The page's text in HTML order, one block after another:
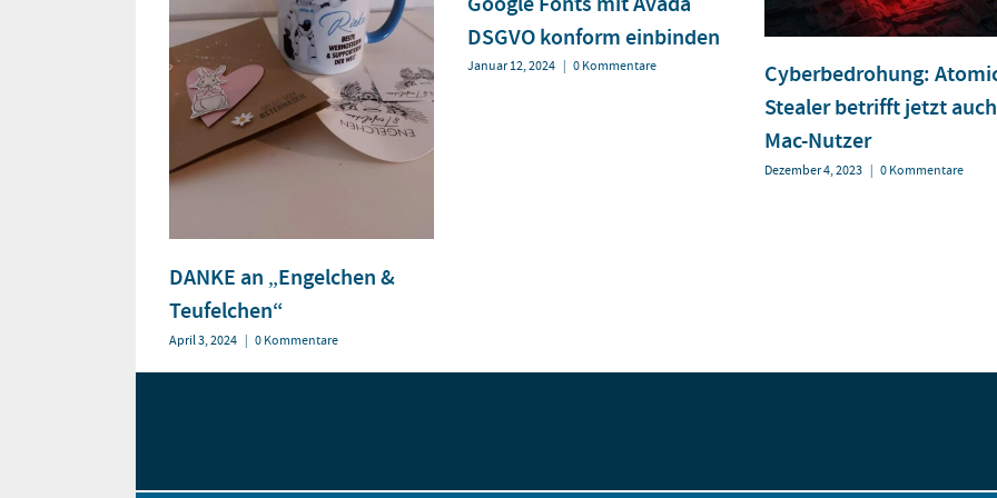
DANKE an „Engelchen &
Teufelchen“
April 3, 2024 | 0 Kommentare
DSGVO konform einbinden
Januar 12, 2024 | 0 Kommentare
Cyberbedrohung:
Stealer betrifft jetzt auch
Mac-Nutzer
Dezember 4, 2023 | 0 Kommentare